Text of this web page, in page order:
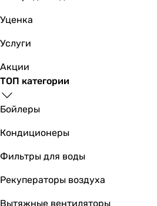
Уценка
Услуги
Акции
ТОП категории
Бойлеры
Кондиционеры
Фильтры для воды
Рекуператоры воздуха
Вытяжные вентиляторы